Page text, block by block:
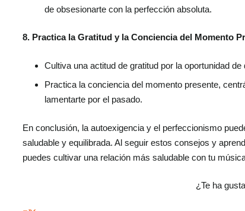
de obsesionarte con la perfección absoluta.
8. Practica la Gratitud y la Conciencia del Momento
Cultiva una actitud de gratitud por la oportunidad
Practica la conciencia del momento presente,
lamentarte por el pasado.
En conclusión, la autoexigencia y el perfeccionismo
saludable y equilibrada. Al seguir estos consejos y
puedes cultivar una relación más saludable con tu
¿Te ha